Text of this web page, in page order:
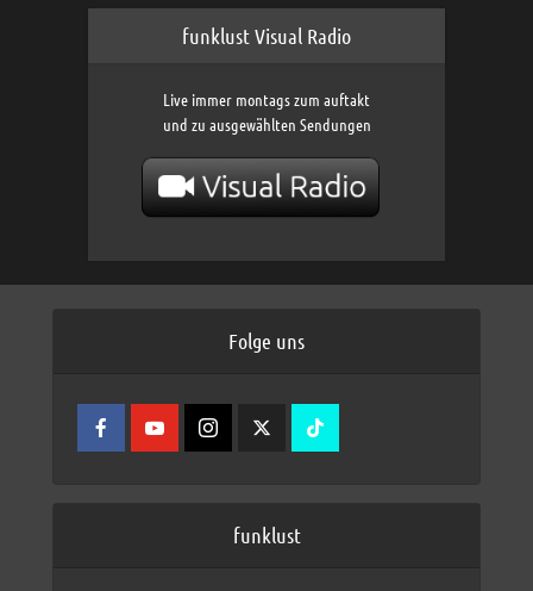
funklust Visual Radio
Live immer montags zum auftakt
und zu ausgewählten Sendungen
Folge uns
funklust